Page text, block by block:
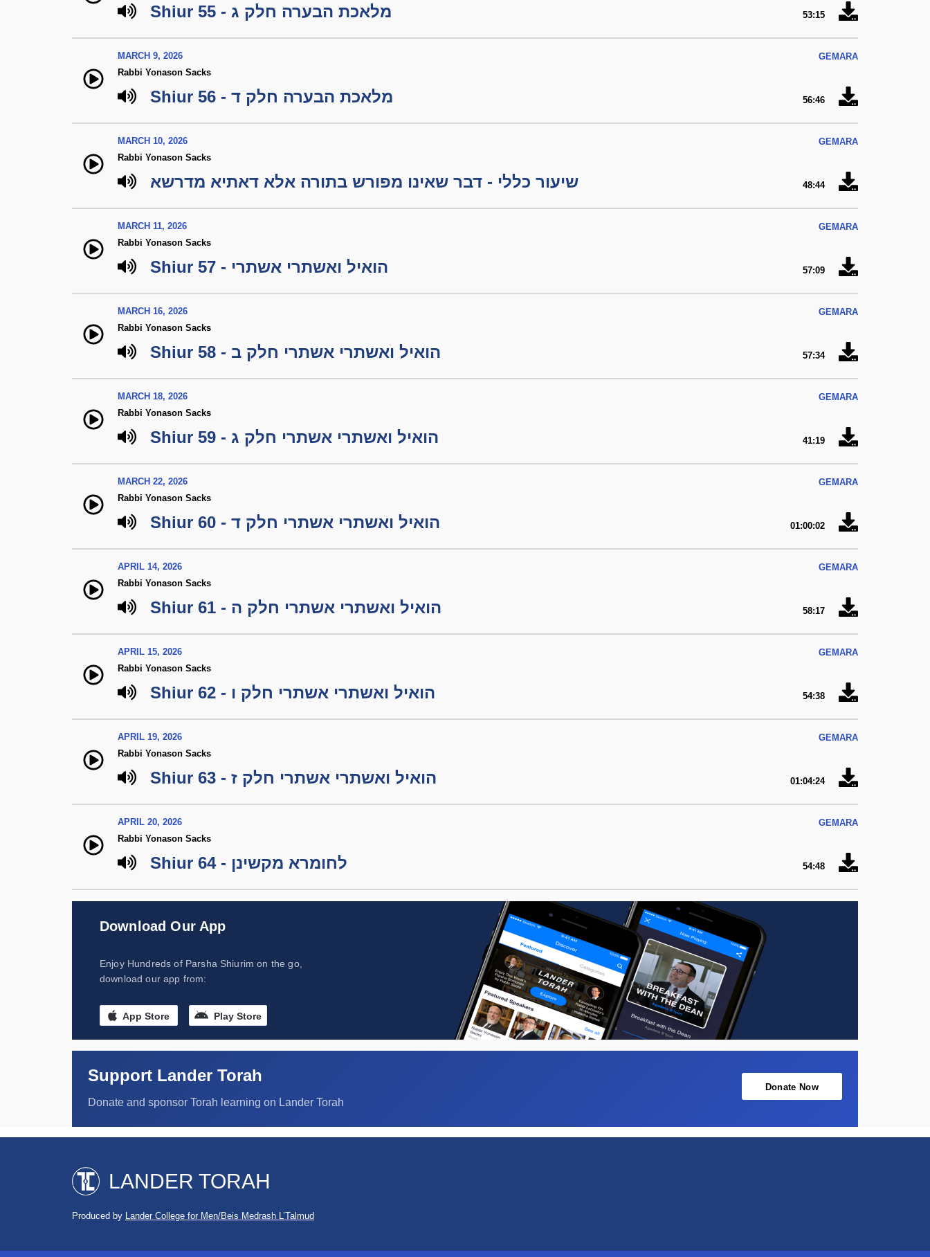
Shiur 55 - מלאכת הבערה חלק ג 53:15
MARCH 9, 2026
GEMARA
Rabbi Yonason Sacks
Shiur 56 - מלאכת הבערה חלק ד 56:46
MARCH 10, 2026
GEMARA
Rabbi Yonason Sacks
שיעור כללי - דבר שאינו מפורש בתורה אלא דאתיא מדרשא 48:44
MARCH 11, 2026
GEMARA
Rabbi Yonason Sacks
Shiur 57 - הואיל ואשתרי אשתרי 57:09
MARCH 16, 2026
GEMARA
Rabbi Yonason Sacks
Shiur 58 - הואיל ואשתרי אשתרי חלק ב 57:34
MARCH 18, 2026
GEMARA
Rabbi Yonason Sacks
Shiur 59 - הואיל ואשתרי אשתרי חלק ג 41:19
MARCH 22, 2026
GEMARA
Rabbi Yonason Sacks
Shiur 60 - הואיל ואשתרי אשתרי חלק ד 01:00:02
APRIL 14, 2026
GEMARA
Rabbi Yonason Sacks
Shiur 61 - הואיל ואשתרי אשתרי חלק ה 58:17
APRIL 15, 2026
GEMARA
Rabbi Yonason Sacks
Shiur 62 - הואיל ואשתרי אשתרי חלק ו 54:38
APRIL 19, 2026
GEMARA
Rabbi Yonason Sacks
Shiur 63 - הואיל ואשתרי אשתרי חלק ז 01:04:24
APRIL 20, 2026
GEMARA
Rabbi Yonason Sacks
Shiur 64 - לחומרא מקשינן 54:48
Download Our App
Enjoy Hundreds of Parsha Shiurim on the go,
download our app from:
App Store Play Store
Support Lander Torah
Donate and sponsor Torah learning on Lander Torah
Donate Now
LANDER TORAH
Produced by Lander College for Men/Beis Medrash L’Talmud